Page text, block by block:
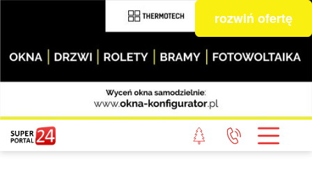
rozwiń ofertę